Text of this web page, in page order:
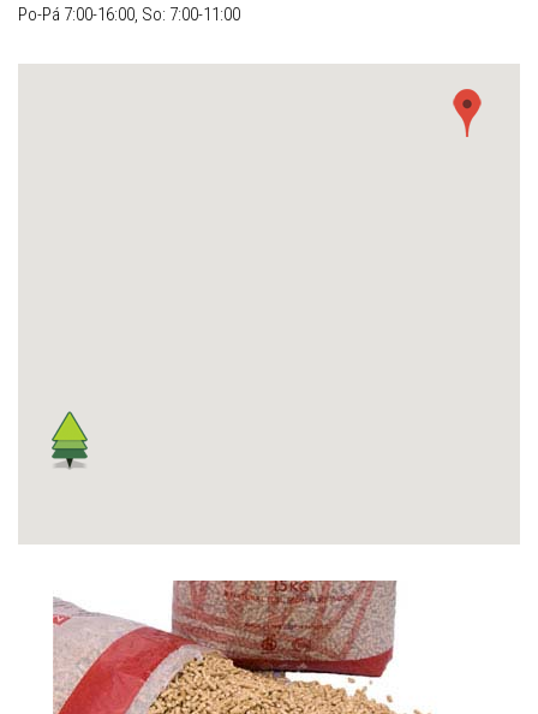
Po-Pá 7:00-16:00, So: 7:00-11:00